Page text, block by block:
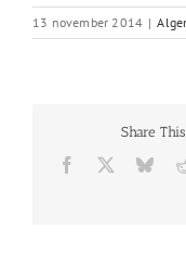
13 november 2014 |
Share
Facebook